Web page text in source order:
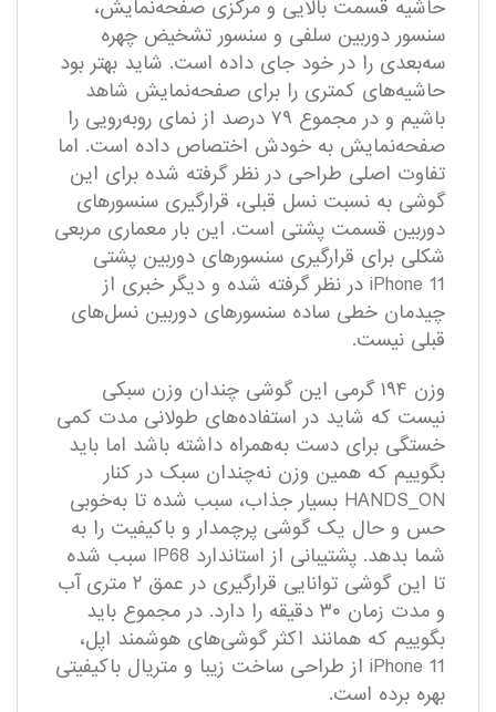
حاشیه قسمت بالایی و مرکزی صفحه‌نمایش،
سنسور دوربین سلفی و سنسور تشخیض چهره
سه‌بعدی را در خود جای داده است. شاید بهتر بود
حاشیه‌های کمتری را برای صفحه‌نمایش شاهد
باشیم و در مجموع ۷۹ درصد از نمای رو‌به‌رویی را
صفحه‌نمایش به خودش اختصاص داده است. اما
تفاوت اصلی طراحی در نظر گرفته شده برای این
گوشی به نسبت نسل قبلی، قرار‌گیری سنسور‌های
دوربین قسمت پشتی است. این بار معماری مربعی
شکلی برای قرار‌گیری سنسور‌های دوربین پشتی
iPhone 11 در نظر گرفته شده و دیگر خبری از
چیدمان خطی ساده سنسور‌های دوربین نسل‌های
قبلی نیست.
وزن ۱۹۴ گرمی این گوشی چندان وزن سبکی
نیست که شاید در استفاده‌های طولانی مدت کمی
خستگی برای دست به‌همراه داشته باشد اما باید
بگوییم که همین وزن نه‌چندان سبک در کنار
HANDS_ON بسیار جذاب، سبب شده تا به‌خوبی
حس و حال یک گوشی پرچمدار و با‌کیفیت را به
شما بدهد. پشتیبانی از استاندارد IP68 سبب شده
تا این گوشی توانایی قرار‌گیری در عمق ۲ متری آب
و مدت زمان ۳۰ دقیقه را دارد. در مجموع باید
بگوییم که همانند اکثر گوشی‌های هوشمند اپل،
iPhone 11 از طراحی ساخت زیبا و متریال با‌کیفیتی
بهره برده است.